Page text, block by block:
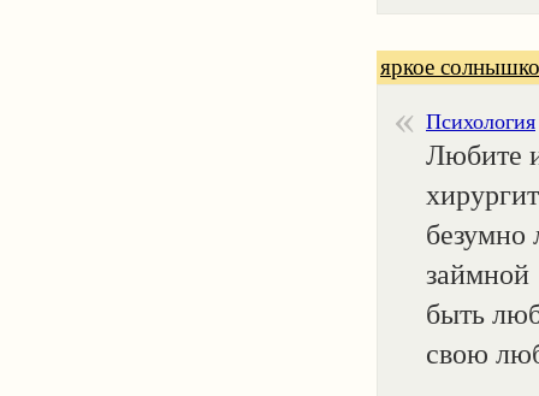
яркое
Психология
Любите
быть
свою